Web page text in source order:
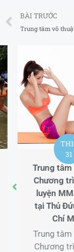
Prev
BÀI TRƯỚC
TH10
31
Giảng dạy
Câu lạc bộ
uy tín tại
TP Hồ Chí
Giảng dạy võ
Câu lạc bộ
uy tín tại Tân